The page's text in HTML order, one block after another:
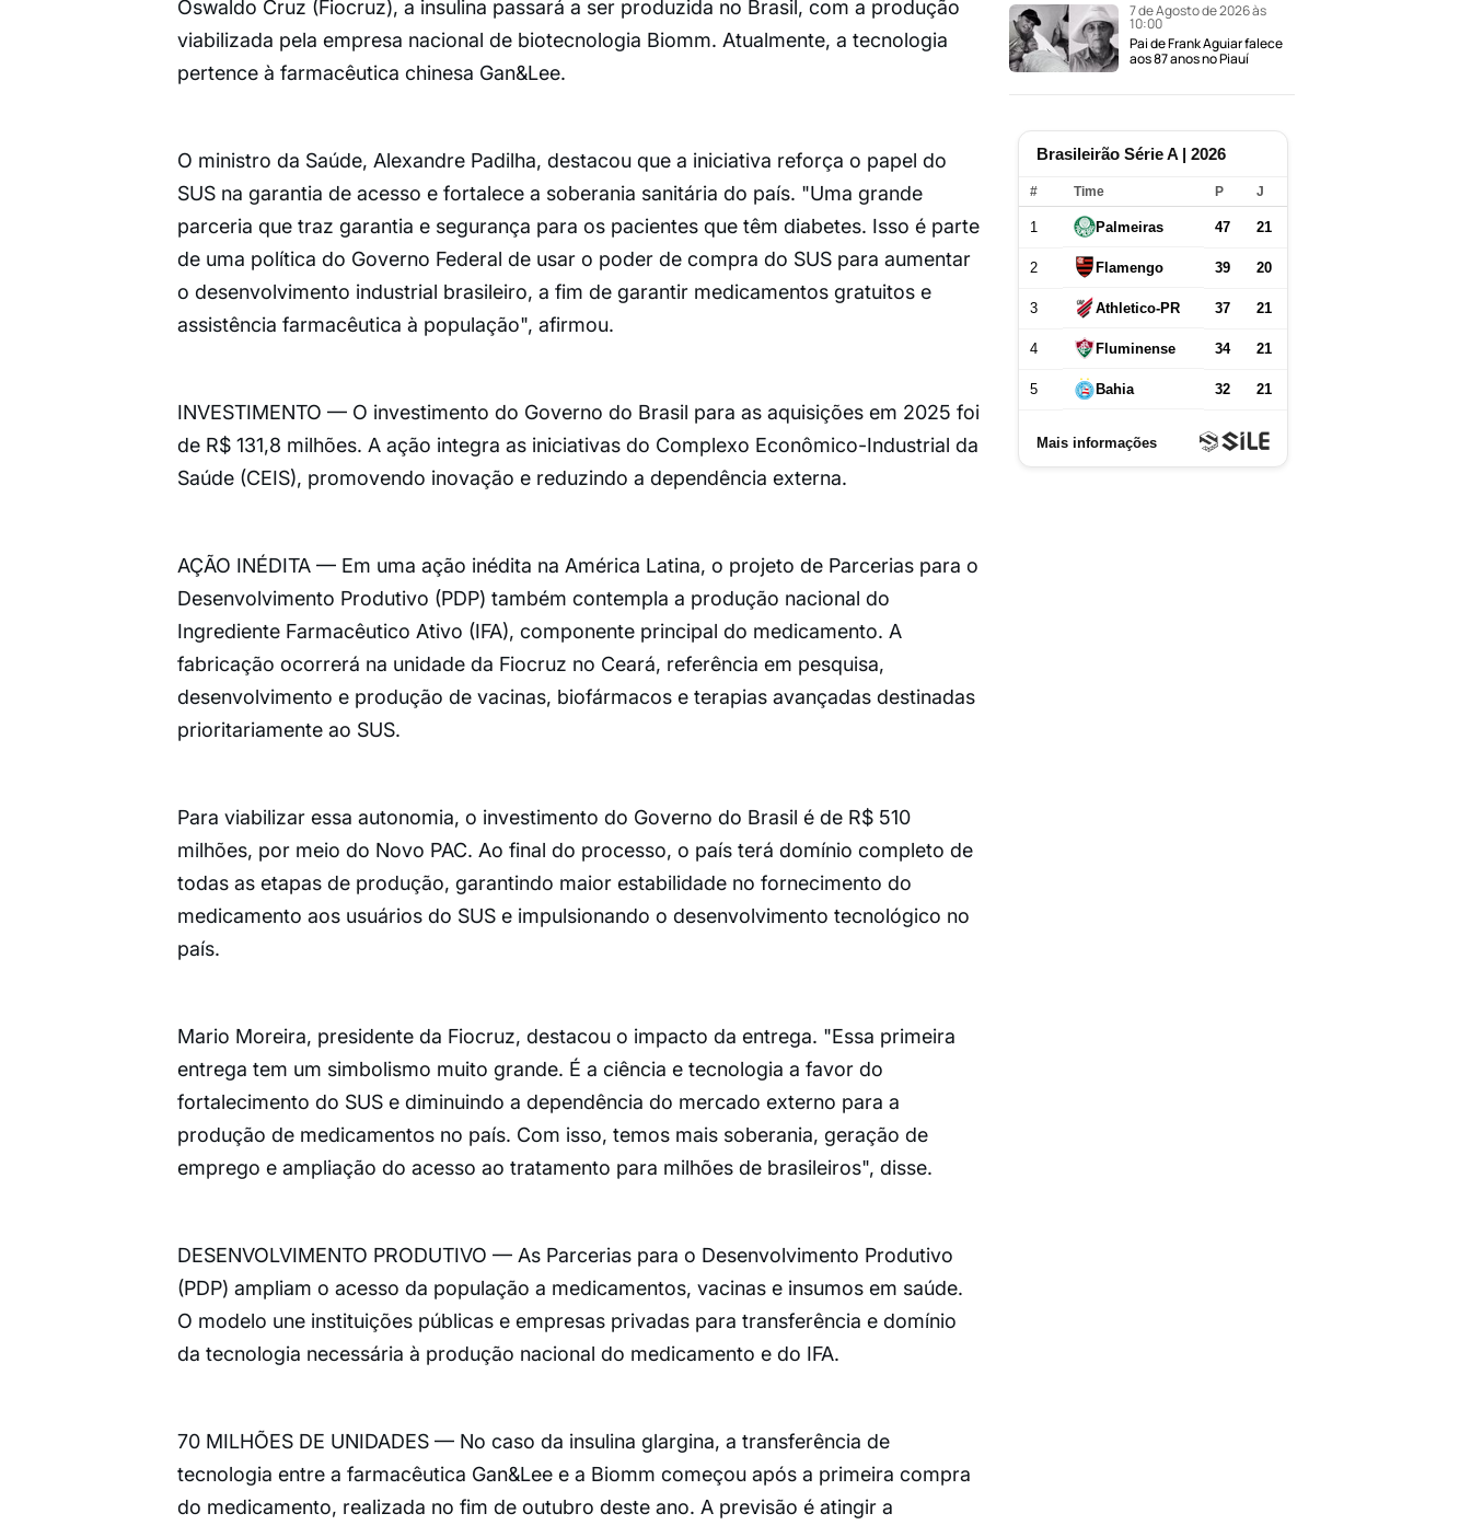
Oswaldo Cruz (Fiocruz), a insulina passará a ser produzida no Brasil, com a produção
viabilizada pela empresa nacional de biotecnologia Biomm. Atualmente, a tecnologia
pertence à farmacêutica chinesa Gan&Lee.
O ministro da Saúde, Alexandre Padilha, destacou que a iniciativa reforça o papel do
SUS na garantia de acesso e fortalece a soberania sanitária do país. "Uma grande
parceria que traz garantia e segurança para os pacientes que têm diabetes. Isso é parte
de uma política do Governo Federal de usar o poder de compra do SUS para aumentar
o desenvolvimento industrial brasileiro, a fim de garantir medicamentos gratuitos e
assistência farmacêutica à população", afirmou.
INVESTIMENTO — O investimento do Governo do Brasil para as aquisições em 2025 foi
de R$ 131,8 milhões. A ação integra as iniciativas do Complexo Econômico-Industrial da
Saúde (CEIS), promovendo inovação e reduzindo a dependência externa.
AÇÃO INÉDITA — Em uma ação inédita na América Latina, o projeto de Parcerias para o
Desenvolvimento Produtivo (PDP) também contempla a produção nacional do
Ingrediente Farmacêutico Ativo (IFA), componente principal do medicamento. A
fabricação ocorrerá na unidade da Fiocruz no Ceará, referência em pesquisa,
desenvolvimento e produção de vacinas, biofármacos e terapias avançadas destinadas
prioritariamente ao SUS.
Para viabilizar essa autonomia, o investimento do Governo do Brasil é de R$ 510
milhões, por meio do Novo PAC. Ao final do processo, o país terá domínio completo de
todas as etapas de produção, garantindo maior estabilidade no fornecimento do
medicamento aos usuários do SUS e impulsionando o desenvolvimento tecnológico no
país.
Mario Moreira, presidente da Fiocruz, destacou o impacto da entrega. "Essa primeira
entrega tem um simbolismo muito grande. É a ciência e tecnologia a favor do
fortalecimento do SUS e diminuindo a dependência do mercado externo para a
produção de medicamentos no país. Com isso, temos mais soberania, geração de
emprego e ampliação do acesso ao tratamento para milhões de brasileiros", disse.
DESENVOLVIMENTO PRODUTIVO — As Parcerias para o Desenvolvimento Produtivo
(PDP) ampliam o acesso da população a medicamentos, vacinas e insumos em saúde.
O modelo une instituições públicas e empresas privadas para transferência e domínio
da tecnologia necessária à produção nacional do medicamento e do IFA.
70 MILHÕES DE UNIDADES — No caso da insulina glargina, a transferência de
tecnologia entre a farmacêutica Gan&Lee e a Biomm começou após a primeira compra
do medicamento, realizada no fim de outubro deste ano. A previsão é atingir a
7 de Agosto de 2026 às
10:00
Pai de Frank Aguiar falece
aos 87 anos no Piauí